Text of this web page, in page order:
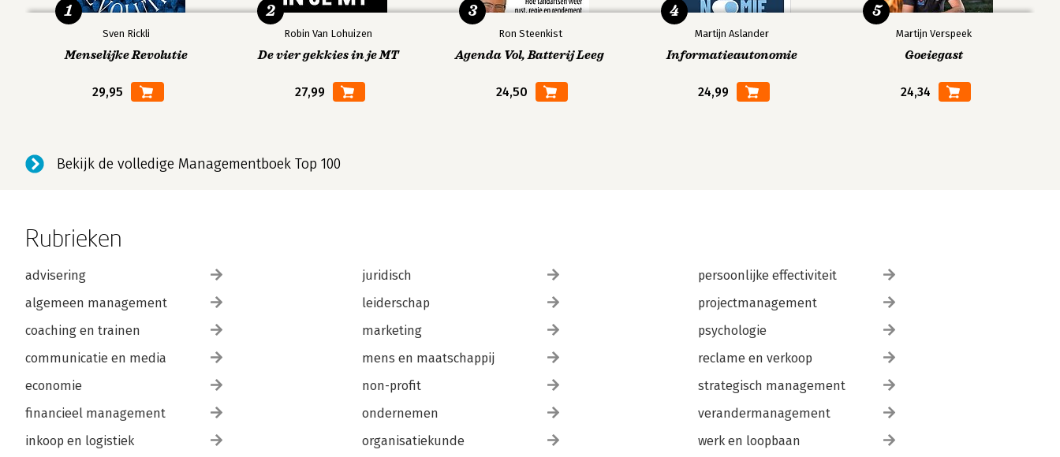
Sven Rickli
Menselijke Revolutie
29,95
1
Robin Van Lohuizen
De vier gekkies in je MT
27,99
2
Ron Steenkist
Agenda Vol, Batterij Leeg
24,50
3
Martijn Aslander
Informatieautonomie
24,99
4
Martijn Verspeek
Goeiegast
24,34
5
Bekijk de volledige Managementboek Top 100
Rubrieken
advisering
algemeen management
coaching en trainen
communicatie en media
economie
financieel management
inkoop en logistiek
juridisch
leiderschap
marketing
mens en maatschappij
non-profit
ondernemen
organisatiekunde
persoonlijke effectiviteit
projectmanagement
psychologie
reclame en verkoop
strategisch management
verandermanagement
werk en loopbaan